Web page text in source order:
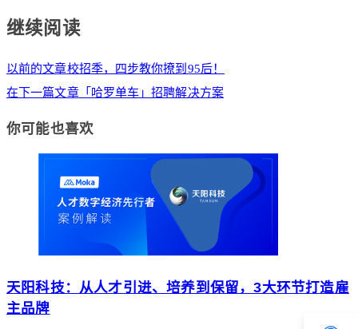
继续阅读
以前的文章校招季，四步教你撩到95后！
在下一篇文章「哈罗单车」招聘解决方案
你可能也喜欢
天阳科技：从人才引进、培养到保留，3大环节打造雇
主品牌